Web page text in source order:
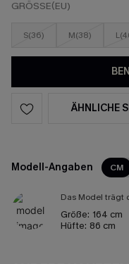
GRÖSSE(EU)
S(36) M(38)
ÄHNLICHE
Modell-Angaben CM
Das Model trägt
Größe: 164 cm
Hüfte: 86 cm